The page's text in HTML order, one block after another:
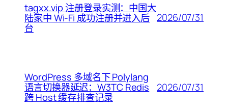
tagxx.vip 注册登录实测：中国大
陆家中 Wi-Fi 成功注册并进入后
台
2026/07/31
WordPress 多域名下 Polylang
语言切换器延迟：W3TC Redis
跨 Host 缓存排查记录
2026/07/31